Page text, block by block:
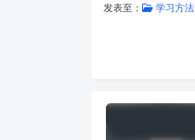
发表至： 学习方法